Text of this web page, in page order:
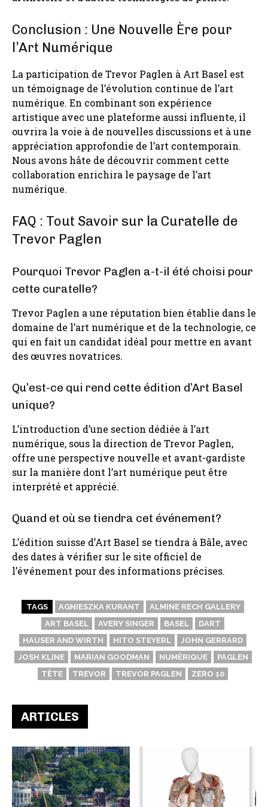
Conclusion : Une Nouvelle Ère pour
l’Art Numérique
La participation de Trevor Paglen à Art Basel est
un témoignage de l’évolution continue de l’art
numérique. En combinant son expérience
artistique avec une plateforme aussi influente, il
ouvrira la voie à de nouvelles discussions et à une
appréciation approfondie de l’art contemporain.
Nous avons hâte de découvrir comment cette
collaboration enrichira le paysage de l’art
numérique.
FAQ : Tout Savoir sur la Curatelle de
Trevor Paglen
Pourquoi Trevor Paglen a-t-il été choisi pour
cette curatelle?
Trevor Paglen a une réputation bien établie dans le
domaine de l’art numérique et de la technologie, ce
qui en fait un candidat idéal pour mettre en avant
des œuvres novatrices.
Qu’est-ce qui rend cette édition d’Art Basel
unique?
L’introduction d’une section dédiée à l’art
numérique, sous la direction de Trevor Paglen,
offre une perspective nouvelle et avant-gardiste
sur la manière dont l’art numérique peut être
interprété et apprécié.
Quand et où se tiendra cet événement?
L’édition suisse d’Art Basel se tiendra à Bâle, avec
des dates à vérifier sur le site officiel de
l’événement pour des informations précises.
TAGS AGNIESZKA KURANT
ALMINE RECH GALLERY
ART BASEL
AVERY SINGER BASEL
DART
HAUSER AND WIRTH
HITO STEYERL
JOHN GERRARD
JOSH KLINE
MARIAN GOODMAN NUMÉRIQUE
PAGLEN
TÊTE
TREVOR TREVOR PAGLEN ZERO 10
ARTICLES